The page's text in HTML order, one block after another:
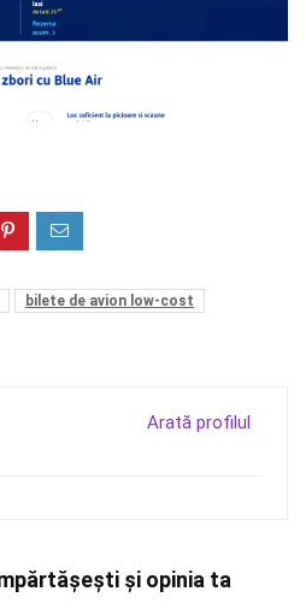
bilete de avion low-cost
Arată profilul
și opinia ta